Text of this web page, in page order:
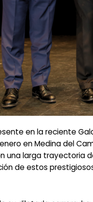
en la reciente
en Medina del
una larga
de estos